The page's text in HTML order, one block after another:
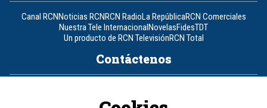
Canal RCNNoticias RCNRCN RadioLa RepúblicaRCN Comerciales
Nuestra Tele InternacionalNovelasFidesTDT
Un producto de RCN TelevisiónRCN Total
Contáctenos